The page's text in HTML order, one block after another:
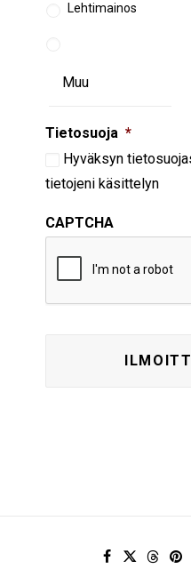
Lehtimainos
Tietosuoja *
Hyväksyn
tietojeni käsittelyn
CAPTCHA